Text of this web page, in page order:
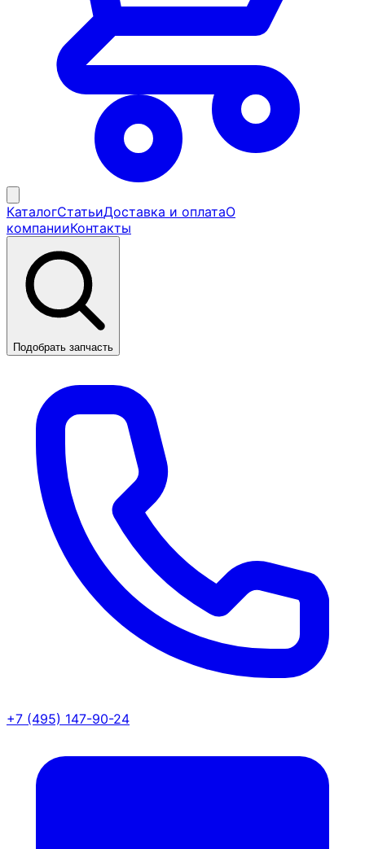
КаталогСтатьиДоставка и оплатаО
компанииКонтакты
Подобрать запчасть
+7 (495) 147-90-24